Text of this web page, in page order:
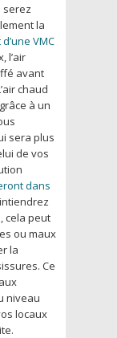
serez
la
VMC
l’air
avant
chaud
à un
sera plus
de vos
dans
cela peut
ou maux
la
Ce
niveau
locaux